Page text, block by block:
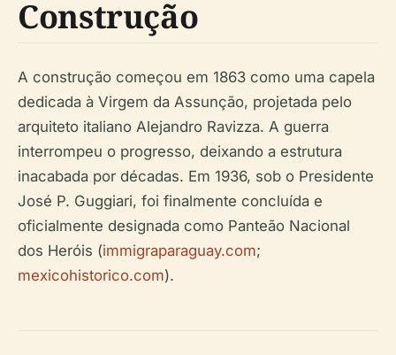
Construção
A construção começou em 1863 como uma capela
dedicada à Virgem da Assunção, projetada pelo
arquiteto italiano Alejandro Ravizza. A guerra
interrompeu o progresso, deixando a estrutura
inacabada por décadas. Em 1936, sob o Presidente
José P. Guggiari, foi finalmente concluída e
oficialmente designada como Panteão Nacional
dos Heróis (immigraparaguay.com;
mexicohistorico.com).